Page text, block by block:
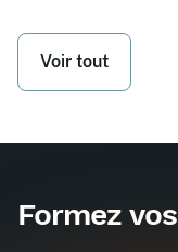
Voir tout
Formez vos